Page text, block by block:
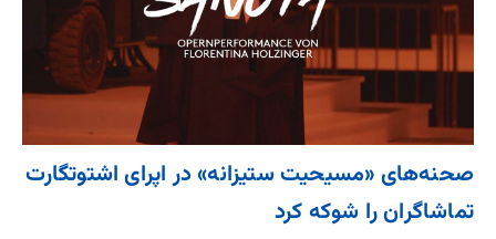
صحنه‌‌های «مسیحیت ستیزانه» در اپرای اشتوتگارت
تماشاگران را شوکه کرد